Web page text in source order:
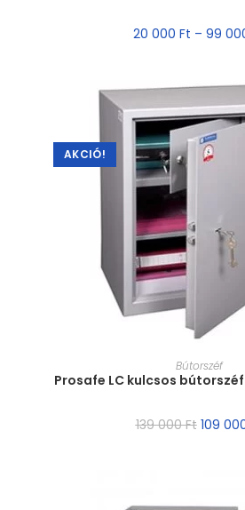
20 000 Ft – 99
AKCIÓ!
MÉRETBútorszéf
Prosafe LC kulcsos
139 000Ft 109